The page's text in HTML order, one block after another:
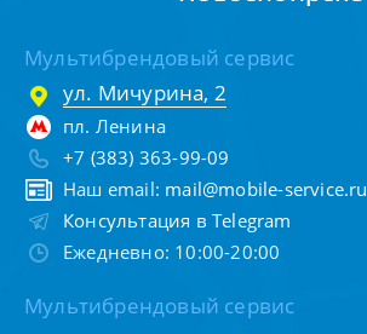
Мультибрендовый сервис
ул. Мичурина, 2
пл. Ленина
+7 (383) 363-99-09
Наш email: mail@mobile-service.ru
Консультация в Telegram
Ежедневно: 10:00-20:00
Мультибрендовый сервис